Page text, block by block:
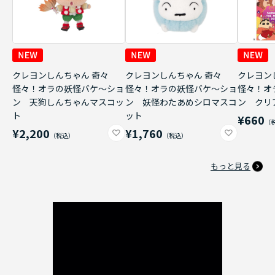
クレヨンしんちゃん 奇々
怪々！オラの妖怪バケ～ショ
ン 天狗しんちゃんマスコッ
ト
¥2,200
クレヨンしんちゃん 奇々
怪々！オラの妖怪バケ～ショ
ン 妖怪わたあめシロマスコ
ット
¥1,760
クレヨン
怪々！オ
ン クリ
¥660
もっと見る